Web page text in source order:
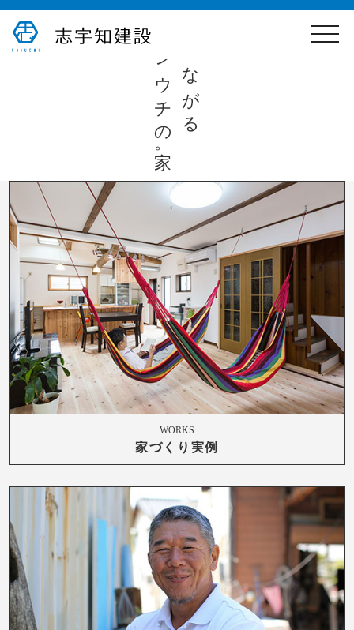
toggle
心つながる
シウチの家。
WORKS
家づくり実例